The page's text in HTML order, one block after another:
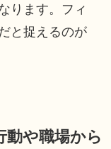
ります。フィ
と捉えるのが
動や職場から